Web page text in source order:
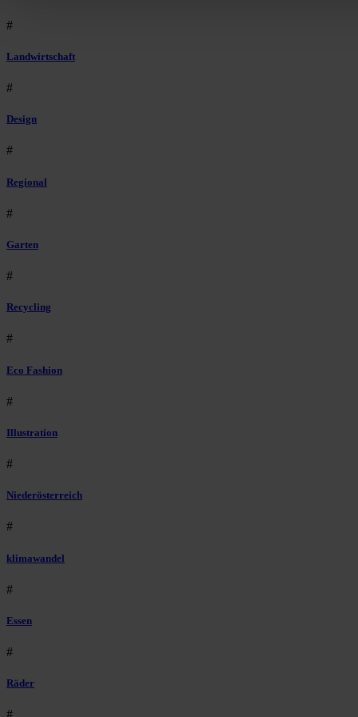
#
Landwirtschaft
#
Design
#
Regional
#
Garten
#
Recycling
#
Eco Fashion
#
Illustration
#
Niederösterreich
#
klimawandel
#
Essen
#
Räder